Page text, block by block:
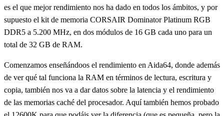
es el que mejor rendimiento nos ha dado en todos los ámbitos, y por
supuesto el kit de memoria CORSAIR Dominator Platinum RGB
DDR5 a 5.200 MHz, en dos módulos de 16 GB cada uno para un
total de 32 GB de RAM.
Comenzamos enseñándoos el rendimiento en Aida64, donde además
de ver qué tal funciona la RAM en términos de lectura, escritura y
copia, también nos va a dar datos sobre la latencia y el rendimiento
de las memorias caché del procesador. Aquí también hemos probado